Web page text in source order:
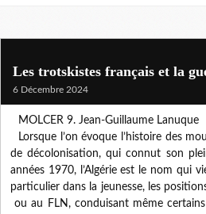
Les trotskistes français et la
6 Décembre 2024
MOLCER 9. Jean-Guillaume Lanuque
Lorsque l’on évoque l’histoire des
de décolonisation, qui connut son
années 1970, l’Algérie est le nom qui
particulier dans la jeunesse, les
ou au FLN, conduisant même